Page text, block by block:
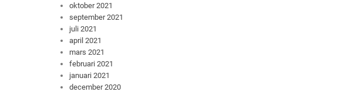
oktober 2021
september 2021
juli 2021
april 2021
mars 2021
februari 2021
januari 2021
december 2020